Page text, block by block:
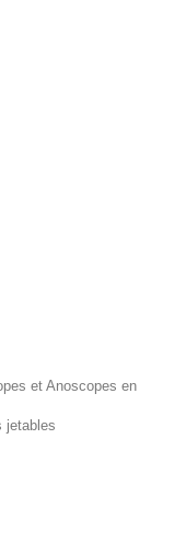
et Anoscopes en
jetables